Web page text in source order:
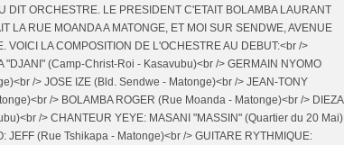
DIT ORCHESTRE. LE PRESIDENT C'ETAIT BOLAMBA LAURANT
LA RUE MOANDA A MATONGE, ET MOI SUR SENDWE, AVENUE
VOICI LA COMPOSITION DE L'OCHESTRE AU DEBUT:<br />
"DJANI" (Camp-Christ-Roi - Kasavubu)<br /> GERMAIN NYOMO
/> JOSE IZE (Bld. Sendwe - Matonge)<br /> JEAN-TONY
/> BOLAMBA ROGER (Rue Moanda - Matonge)<br /> DIEZA
/> CHANTEUR YEYE: MASANI "MASSIN" (Quartier du 20 Mai)
JEFF (Rue Tshikapa - Matonge)<br /> GUITARE RYTHMIQUE: